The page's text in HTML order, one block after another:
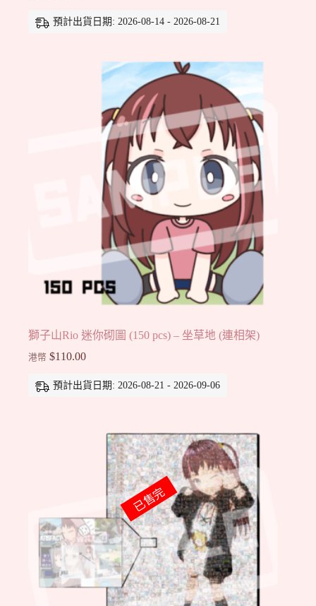
預計出貨日期: 2026-08-14 - 2026-08-21
獅子山Rio 迷你砌圖 (150 pcs) – 坐草地 (連相架)
港幣 $110.00
預計出貨日期: 2026-08-21 - 2026-09-06
已售完